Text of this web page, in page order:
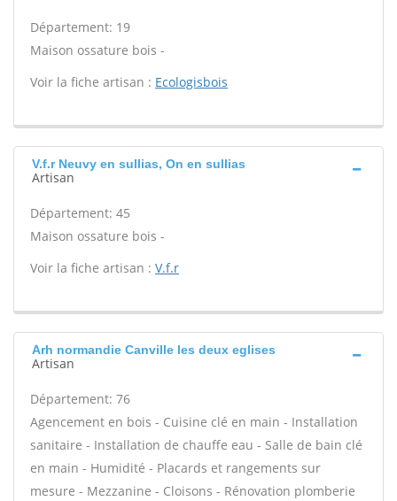
Département: 19
Maison ossature bois -
Voir la fiche artisan : Ecologisbois
V.f.r Neuvy en sullias, On en sullias
Artisan
Département: 45
Maison ossature bois -
Voir la fiche artisan : V.f.r
Arh normandie Canville les deux eglises
Artisan
Département: 76
Agencement en bois - Cuisine clé en main - Installation
sanitaire - Installation de chauffe eau - Salle de bain clé
en main - Humidité - Placards et rangements sur
mesure - Mezzanine - Cloisons - Rénovation plomberie